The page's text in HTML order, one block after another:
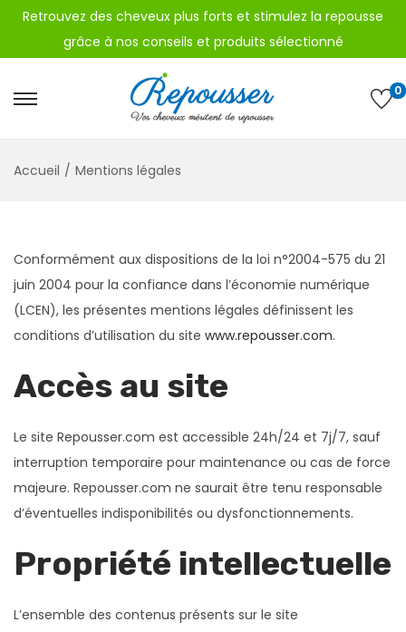
Retrouvez des cheveux plus forts et stimulez la repousse
grâce à nos conseils et produits sélectionné
P
à
l
a
n
v
g
a
t
i
n
P
a
u
c
o
t
n
u
0
Accueil / Mentions légales
Conformément aux dispositions de la loi n°2004-575 du 21
juin 2004 pour la confiance dans l’économie numérique
(LCEN), les présentes mentions légales définissent les
conditions d’utilisation du site www.repousser.com.
Accès au site
Le site Repousser.com est accessible 24h/24 et 7j/7, sauf
interruption temporaire pour maintenance ou cas de force
majeure. Repousser.com ne saurait être tenu responsable
d’éventuelles indisponibilités ou dysfonctionnements.
Propriété intellectuelle
L’ensemble des contenus présents sur le site